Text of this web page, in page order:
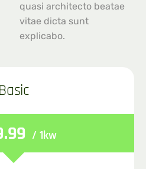
quasi architecto beatae
vitae dicta sunt
explicabo.
Basic
/ 1kw